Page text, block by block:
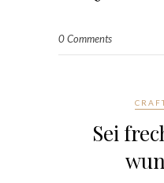
0 Comments
Sei